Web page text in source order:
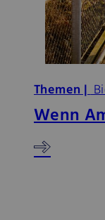
Themen |
Wenn